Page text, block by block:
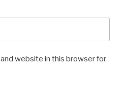
and website in this browser for